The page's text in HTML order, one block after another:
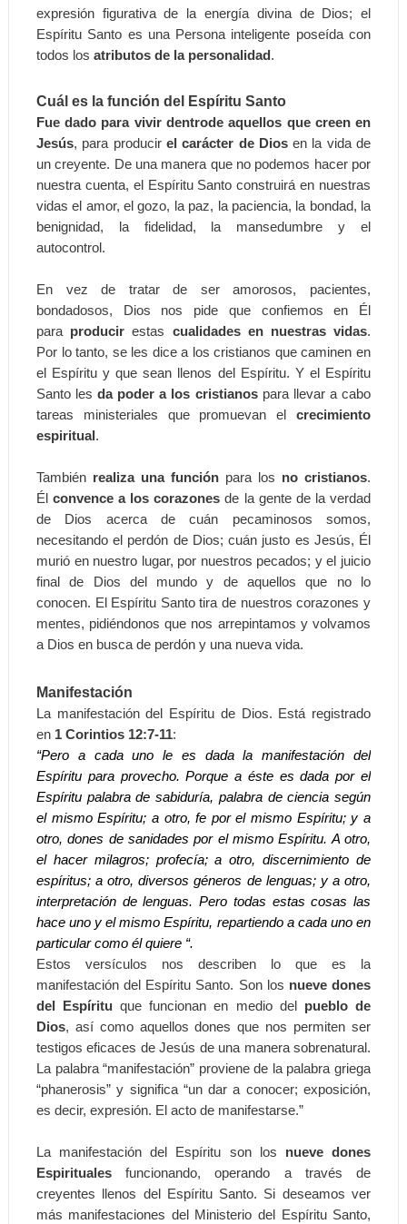
expresión figurativa de la energía divina de Dios; el
Espíritu Santo es una Persona inteligente poseída con
todos los atributos de la personalidad.
Cuál es la función del Espíritu Santo
Fue dado para vivir dentrode aquellos que creen en
Jesús, para producir el carácter de Diosen la vida de
un creyente. De una manera que no podemos hacer por
nuestra cuenta, el Espíritu Santo construirá en nuestras
vidas el amor, el gozo, la paz, la paciencia, la bondad, la
benignidad, la fidelidad, la mansedumbre y el
autocontrol.
En vez de tratar de ser amorosos, pacientes,
bondadosos, Dios nos pide que confiemos en Él
para producir estas cualidades en nuestras vidas.
Por lo tanto, se les dice a los cristianos que caminen en
el Espíritu y que sean llenos del Espíritu. Y el Espíritu
Santo les da poder a los cristianospara llevar a cabo
tareas ministeriales que promuevan elcrecimiento
espiritual.
También realiza una función para los no cristianos.
Élconvence a los corazones de la gente de la verdad
de Dios acerca de cuán pecaminosos somos,
necesitando el perdón de Dios; cuán justo es Jesús, Él
murió en nuestro lugar, por nuestros pecados; y el juicio
final de Dios del mundo y de aquellos que no lo
conocen. El Espíritu Santo tira de nuestros corazones y
mentes, pidiéndonos que nos arrepintamos y volvamos
a Dios en busca de perdón y una nueva vida.
Manifestación
La manifestación del Espíritu de Dios. Está registrado
en 1 Corintios 12:7-11:
“Pero a cada uno le es dada la manifestación del
Espíritu para provecho. Porque a éste es dada por el
Espíritu palabra de sabiduría, palabra de ciencia según
el mismo Espíritu; a otro, fe por el mismo Espíritu; y a
otro, dones de sanidades por el mismo Espíritu. A otro,
el hacer milagros; profecía; a otro, discernimiento de
espíritus; a otro, diversos géneros de lenguas; y a otro,
interpretación de lenguas. Pero todas estas cosas las
hace uno y el mismo Espíritu, repartiendo a cada uno en
particular como él quiere “.
Estos versículos nos describen lo que es la
manifestación del Espíritu Santo. Son los nueve dones
del Espíritu que funcionan en medio del pueblo de
Dios, así como aquellos dones que nos permiten ser
testigos eficaces de Jesús de una manera sobrenatural.
La palabra “manifestación” proviene de la palabra griega
“phanerosis” y significa “un dar a conocer; exposición,
es decir, expresión. El acto de manifestarse.”
La manifestación del Espíritu son los nueve dones
Espiritualesfuncionando, operando a través de
creyentes llenos del Espíritu Santo. Si deseamos ver
más manifestaciones del Ministerio del Espíritu Santo,